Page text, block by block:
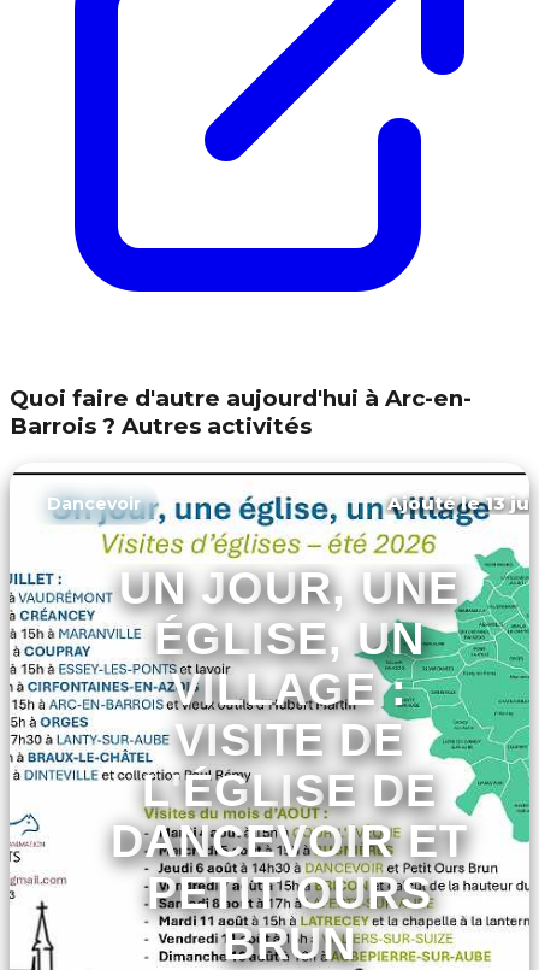
Quoi faire d'autre aujourd'hui à Arc-en-
Barrois ? Autres activités
Dancevoir Ajouté le 13
UN JOUR, UNE
ÉGLISE, UN
VILLAGE :
VISITE DE
L'ÉGLISE DE
DANCEVOIR ET
PETIT OURS
BRUN